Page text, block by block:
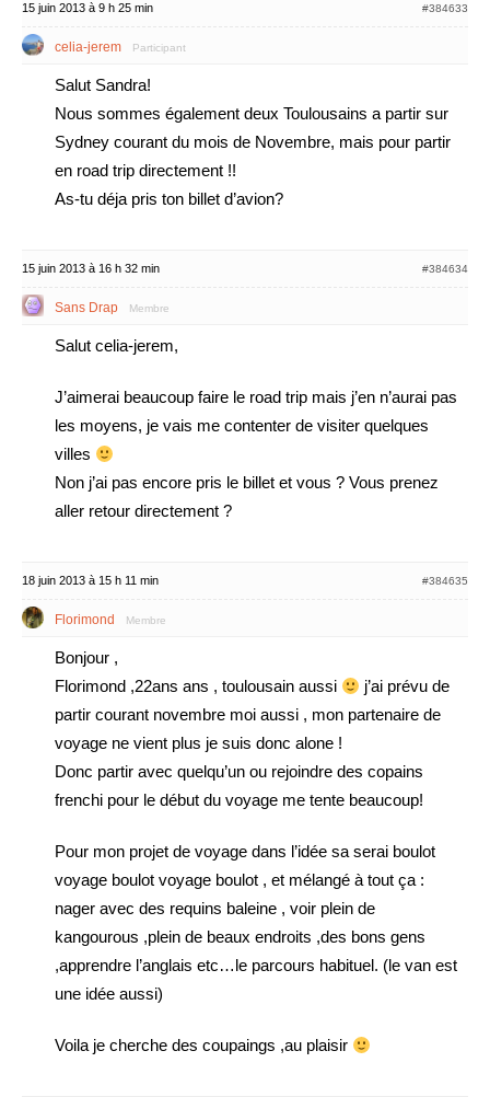
15 juin 2013 à 9 h 25 min #384633
celia-jerem Participant
Salut Sandra!
Nous sommes également deux Toulousains a partir sur
Sydney courant du mois de Novembre, mais pour partir
en road trip directement !!
As-tu déja pris ton billet d’avion?
15 juin 2013 à 16 h 32 min #384634
Sans Drap Membre
Salut celia-jerem,
J’aimerai beaucoup faire le road trip mais j’en n’aurai pas
les moyens, je vais me contenter de visiter quelques
villes
Non j’ai pas encore pris le billet et vous ? Vous prenez
aller retour directement ?
18 juin 2013 à 15 h 11 min #384635
Florimond Membre
Bonjour ,
Florimond ,22ans ans , toulousain aussi
j’ai prévu de
partir courant novembre moi aussi , mon partenaire de
voyage ne vient plus je suis donc alone !
Donc partir avec quelqu’un ou rejoindre des copains
frenchi pour le début du voyage me tente beaucoup!
Pour mon projet de voyage dans l’idée sa serai boulot
voyage boulot voyage boulot , et mélangé à tout ça :
nager avec des requins baleine , voir plein de
kangourous ,plein de beaux endroits ,des bons gens
,apprendre l’anglais etc…le parcours habituel. (le van est
une idée aussi)
Voila je cherche des coupaings ,au plaisir